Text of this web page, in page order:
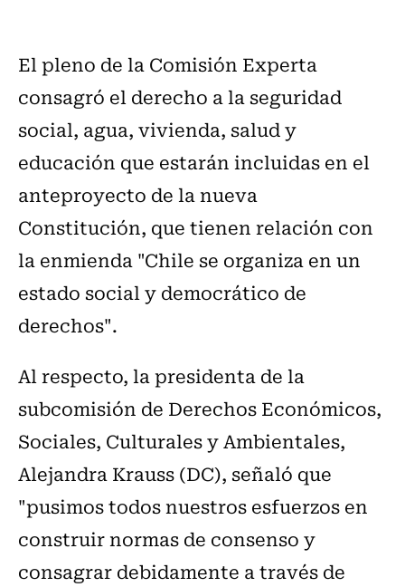
El pleno de la Comisión Experta
consagró el derecho a la seguridad
social, agua, vivienda, salud y
educación que estarán incluidas en el
anteproyecto de la nueva
Constitución, que tienen relación con
la enmienda "Chile se organiza en un
estado social y democrático de
derechos".
Al respecto, la presidenta de la
subcomisión de Derechos Económicos,
Sociales, Culturales y Ambientales,
Alejandra Krauss (DC), señaló que
"pusimos todos nuestros esfuerzos en
construir normas de consenso y
consagrar debidamente a través de